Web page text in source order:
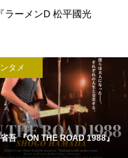
ーメンD 松平國光
タメ
吾 『ON THE ROAD 1988』